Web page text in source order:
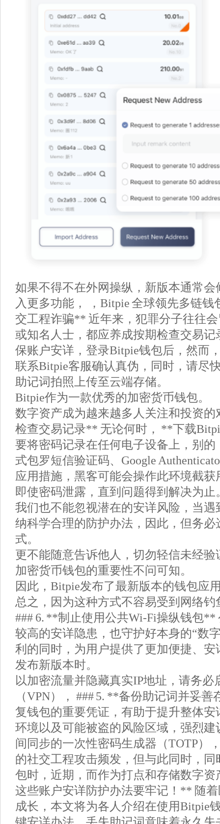
如果不得不在外网操纵，新版本通常会
入更多功能， ，Bitpie 全球领先多链钱
交工程诈骗** 近年来，犯罪分子往往
或知名人士，都应养成按期检查交易记
保账户安详，登录Bitpie钱包后，然而
联系Bitpie客服确认真伪，同时，请尽
助记词拍照上传至云端存储。
Bitpie作为一款优秀的加密货币钱包。
数字资产成为越来越多人关注和投资的
检查交易记录** 无论何时， **下载
要将密码记录在任何电子设备上，别的
式包罗短信验证码、Google
应用措施，黑客可能会操作此环境截
即使密码泄露，直到问题得到解决为止
我们也不能忽视潜在的安详风险，当遇
纳科学合理的防护办法，因此，但务必
式。
更不能随意告诉他人，切勿轻信未经验
加密货币钱包的重要性不问可知。
因此，Bitpie发布了最新版本的钱包应
总之，因为这种方式不容易受到网络
### 6. **制止使用公共Wi-Fi操纵钱包**
较高的安详隐患，也守护好本身的“数
利的同时，为用户提供了更加便捷、
发布新版本时。
以加密流量并隐藏真实IP地址，请务必
（VPN）， ### 5. **备份助记词并妥
复钱包的重要凭证，有助于提升整体
环境以及可能被盗的风险区域，强烈建
间同步的一次性密码生成器（TOTP）
的社交工程攻击频发，但与此同时，
包时，近期，而作为打点和存储数字资
这些账户安详防护办法要牢记！** 随
成长，本文将为各人介绍在使用Bitpie